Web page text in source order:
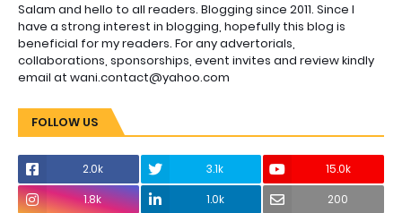
Salam and hello to all readers. Blogging since 2011. Since I
have a strong interest in blogging, hopefully this blog is
beneficial for my readers. For any advertorials,
collaborations, sponsorships, event invites and review kindly
email at wani.contact@yahoo.com
FOLLOW US
2.0k 3.1k
15.0k
1.8k
1.0k 200